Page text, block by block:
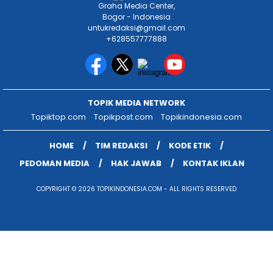
Graha Media Center,
Bogor - Indonesia
untukredaksi@gmail.com
+628557777888
TOPIK MEDIA NETWORK
Topiktop.com
Topikpost.com Topikindonesia.com
HOME TIM REDAKSI
KODE ETIK
PEDOMAN MEDIA
HAK JAWAB KONTAK IKLAN
COPYRIGHT © 2026 TOPIKINDONESIA.COM - ALL RIGHTS RESERVED